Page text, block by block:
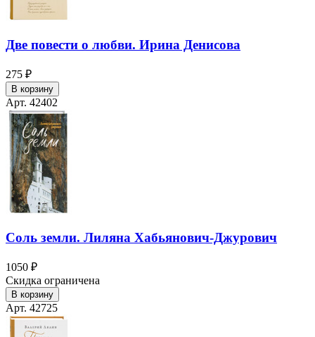
Две повести о любви. Ирина Денисова
275 ₽
В корзину
Арт. 42402
Соль земли. Лиляна Хабьянович-Джурович
1050 ₽
Скидка ограничена
В корзину
Арт. 42725